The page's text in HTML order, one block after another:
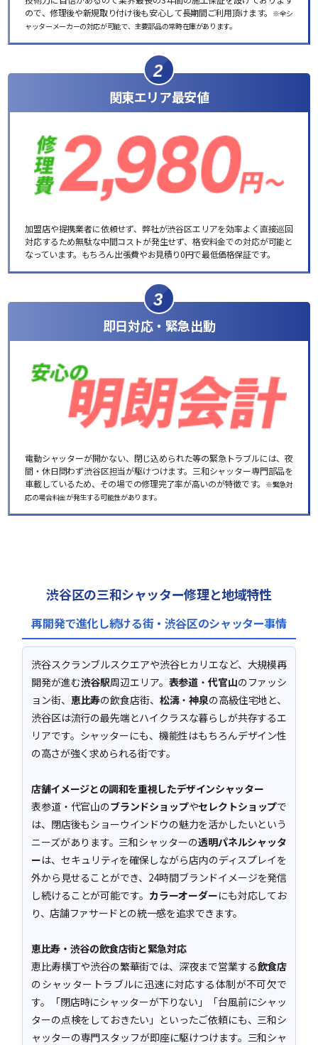
ので、修理後や新規取り付け後も安心して長期間ご利用頂けます。 ※全シ
ャッターメーカーの対応が可能で、主要部品の常時在庫があります。
2
関東エリア最安値
加盟店や提携業者に依頼せず、弊社が渋谷区エリアを効率よく直接巡回
対応するため無駄な中間コストが発生せず、格安料金での対応が可能と
なっています。もちろん出張費やお見積り0円で最低価格保証です。
3
即日対応・緊急出動
電動シャッターが開かない、閉じ込められた等の緊急トラブルには、夜
間・休日問わず渋谷区担当が駆けつけます。三和シャッター専門部品を
車載しているため、その場での修理完了率が高いのが特徴です。 ※緊急対
応の場合料金が発生する可能性があります。
渋谷区の三和シャッター修理と地域特性
再開発で進化し続ける街・渋谷区のシャッター事情
渋谷スクランブルスクエアや渋谷ヒカリエなど、大規模再
開発が進む渋谷駅周辺エリア。 表参道 ・代官山のファッシ
ョン街、 恵比寿の飲食店街、 松濤・神泉の高級住宅地と、
渋谷区は流行の最先端とハイクラスな暮らしが共存するエ
リアです。シャッターにも、機能性はもちろんデザイン性
の高さが強く求められる街です。
店舗イメージとの調和を重視したデザインシャッター
表参道・代官山のブランドショップやセレクトショップで
は、閉店後もショーウインドウの魅力を活かしたいという
ニーズがあります。三和シャッターの透明パネルシャッタ
ーは、セキュリティを確保しながら店内のディスプレイを
外から見せることができ、24時間ブランドイメージを発信
し続けることが可能です。 カラーオーダーにも対応してお
り、店舗ファサードとの統一感を追求できます。
恵比寿・渋谷の飲食店街と緊急対応
恵比寿横丁や渋谷の繁華街では、深夜まで営業する飲食店
のシャッタートラブルに迅速に対応する体制が不可欠で
す。「閉店時にシャッターが下りない」「台風前にシャッ
ターの点検をしておきたい」といったご依頼にも、三和シ
ャッターの専門スタッフが即座に駆けつけます。三和シャ